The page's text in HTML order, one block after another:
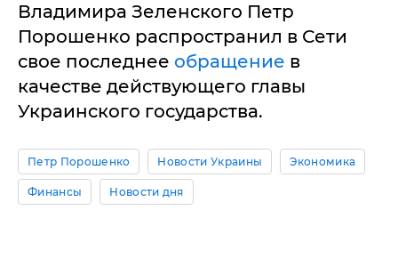
Владимира Зеленского Петр
Порошенко распространил в Сети
свое последнее обращение в
качестве действующего главы
Украинского государства.
Петр Порошенко Новости Украины Экономика
Финансы Новости дня